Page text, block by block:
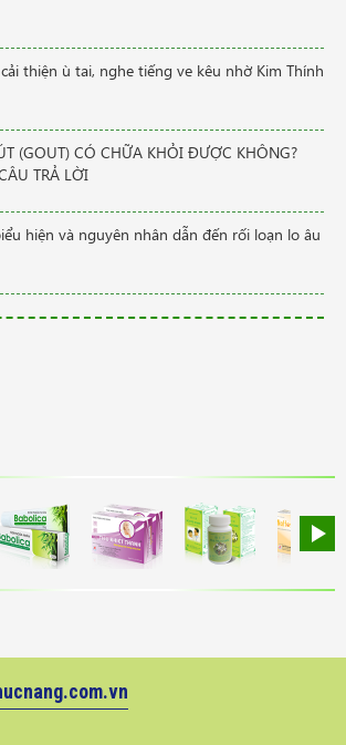
thiện ù tai, nghe tiếng ve kêu nhờ Kim Thính
(GOUT) CÓ CHỮA KHỎI ĐƯỢC KHÔNG?
TRẢ LỜI
hiện và nguyên nhân dẫn đến rối loạn lo âu